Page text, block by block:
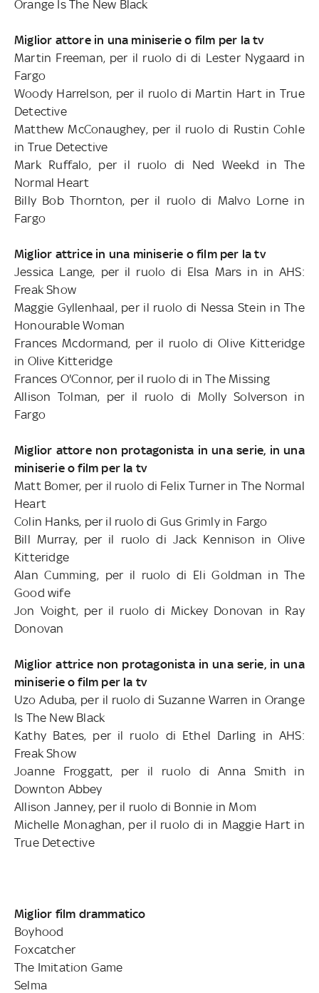
Orange Is The New Black
Miglior attore in una miniserie o film per la tv
Martin Freeman, per il ruolo di di Lester Nygaard in
Fargo
Woody Harrelson, per il ruolo di Martin Hart in True
Detective
Matthew McConaughey, per il ruolo di Rustin Cohle
in True Detective
Mark Ruffalo, per il ruolo di Ned Weekd in The
Normal Heart
Billy Bob Thornton, per il ruolo di Malvo Lorne in
Fargo
Miglior attrice in una miniserie o film per la tv
Jessica Lange, per il ruolo di Elsa Mars in in AHS:
Freak Show
Maggie Gyllenhaal, per il ruolo di Nessa Stein in The
Honourable Woman
Frances Mcdormand, per il ruolo di Olive Kitteridge
in Olive Kitteridge
Frances O'Connor, per il ruolo di in The Missing
Allison Tolman, per il ruolo di Molly Solverson in
Fargo
Miglior attore non protagonista in una serie, in una
miniserie o film per la tv
Matt Bomer, per il ruolo di Felix Turner in The Normal
Heart
Colin Hanks, per il ruolo di Gus Grimly in Fargo
Bill Murray, per il ruolo di Jack Kennison in Olive
Kitteridge
Alan Cumming, per il ruolo di Eli Goldman in The
Good wife
Jon Voight, per il ruolo di Mickey Donovan in Ray
Donovan
Miglior attrice non protagonista in una serie, in una
miniserie o film per la tv
Uzo Aduba, per il ruolo di Suzanne Warren in Orange
Is The New Black
Kathy Bates, per il ruolo di Ethel Darling in AHS:
Freak Show
Joanne Froggatt, per il ruolo di Anna Smith in
Downton Abbey
Allison Janney, per il ruolo di Bonnie in Mom
Michelle Monaghan, per il ruolo di in Maggie Hart in
True Detective
Miglior film drammatico
Boyhood
Foxcatcher
The Imitation Game
Selma